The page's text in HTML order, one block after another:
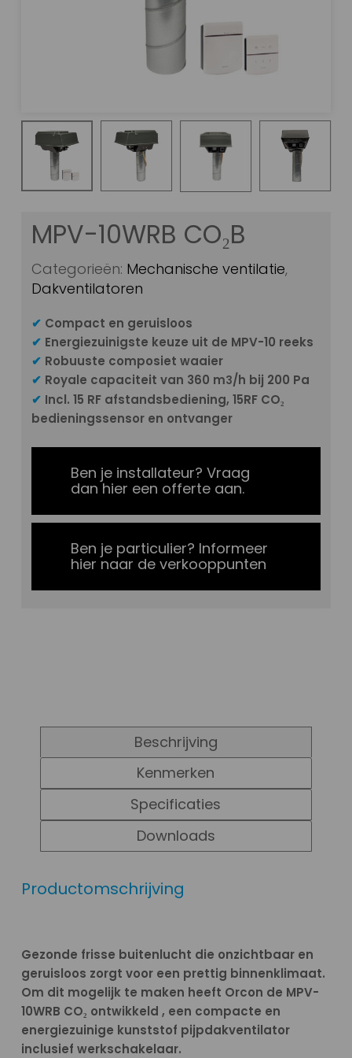
MPV-10WRB CO₂B
Categorieën: Mechanische ventilatie,
Dakventilatoren
✔ Compact en geruisloos
✔ Energiezuinigste keuze uit de MPV-10 reeks
✔ Robuuste composiet waaier
✔ Royale capaciteit van 360 m3/h bij 200 Pa
✔ Incl. 15 RF afstandsbediening, 15RF CO₂
bedieningssensor en ontvanger
Ben je installateur? Vraag
dan hier een offerte aan.
Ben je particulier? Informeer
hier naar de verkooppunten
Beschrijving
Kenmerken
Specificaties
Downloads
Productomschrijving
Gezonde frisse buitenlucht die onzichtbaar en
geruisloos zorgt voor een prettig binnenklimaat.
Om dit mogelijk te maken heeft Orcon de MPV-
10WRB CO₂ ontwikkeld , een compacte en
energiezuinige kunststof pijpdakventilator
inclusief werkschakelaar.